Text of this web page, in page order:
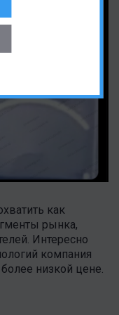
как
рынка,
Интересно
компания
низкой цене.